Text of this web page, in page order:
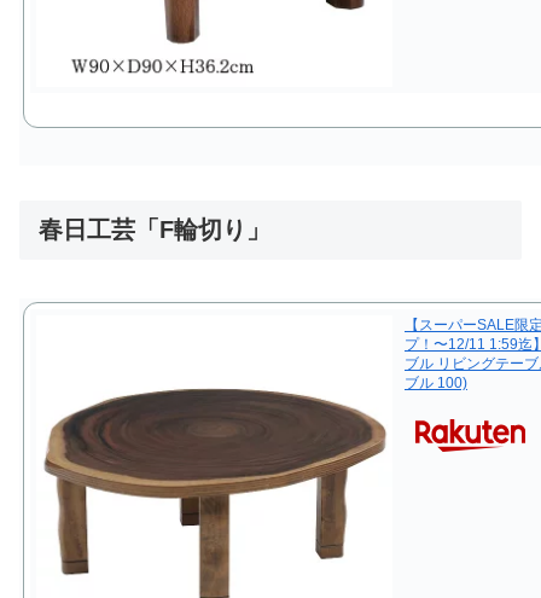
春日工芸「F輪切り」
【スーパーSALE限
プ！〜12/11 1:59迄
ブル リビングテー
ブル 100)